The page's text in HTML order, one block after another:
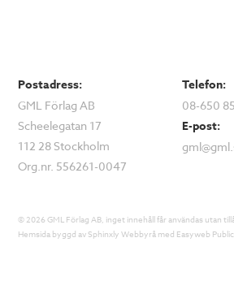
Postadress:
GML Förlag AB
Scheelegatan 17
112 28 Stockholm
Org.nr. 556261-0047
Telefon:
08-650
E-post:
© 2026 GML Förlag AB, inget innehåll får användas utan
Hemsida byggd av Sphinxly Webbyrå med Easyweb